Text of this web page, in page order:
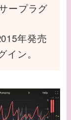
ープラグ
年発売
ン。